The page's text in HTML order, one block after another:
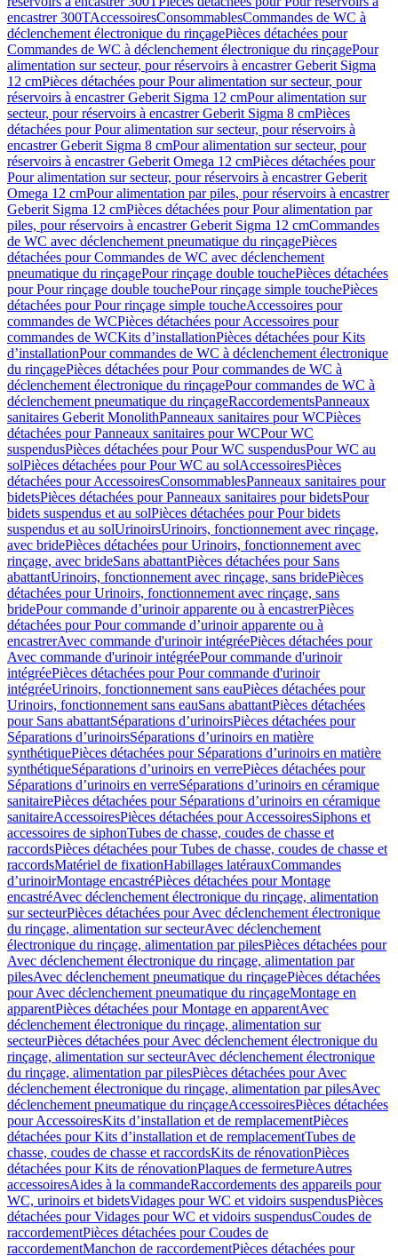
encastrer 300TAccessoiresConsommablesCommandes de WC à
déclenchement électronique du rinçagePièces détachées pour
Commandes de WC à déclenchement électronique du rinçagePour
alimentation sur secteur, pour réservoirs à encastrer Geberit Sigma
12 cmPièces détachées pour Pour alimentation sur secteur, pour
réservoirs à encastrer Geberit Sigma 12 cmPour alimentation sur
secteur, pour réservoirs à encastrer Geberit Sigma 8 cmPièces
détachées pour Pour alimentation sur secteur, pour réservoirs à
encastrer Geberit Sigma 8 cmPour alimentation sur secteur, pour
réservoirs à encastrer Geberit Omega 12 cmPièces détachées pour
Pour alimentation sur secteur, pour réservoirs à encastrer Geberit
Omega 12 cmPour alimentation par piles, pour réservoirs à encastrer
Geberit Sigma 12 cmPièces détachées pour Pour alimentation par
piles, pour réservoirs à encastrer Geberit Sigma 12 cmCommandes
de WC avec déclenchement pneumatique du rinçagePièces
détachées pour Commandes de WC avec déclenchement
pneumatique du rinçagePour rinçage double touchePièces détachées
pour Pour rinçage double touchePour rinçage simple touchePièces
détachées pour Pour rinçage simple toucheAccessoires pour
commandes de WCPièces détachées pour Accessoires pour
commandes de WCKits d’installationPièces détachées pour Kits
d’installationPour commandes de WC à déclenchement électronique
du rinçagePièces détachées pour Pour commandes de WC à
déclenchement électronique du rinçagePour commandes de WC à
déclenchement pneumatique du rinçageRaccordementsPanneaux
sanitaires Geberit MonolithPanneaux sanitaires pour WCPièces
détachées pour Panneaux sanitaires pour WCPour WC
suspendusPièces détachées pour Pour WC suspendusPour WC au
solPièces détachées pour Pour WC au solAccessoiresPièces
détachées pour AccessoiresConsommablesPanneaux sanitaires pour
bidetsPièces détachées pour Panneaux sanitaires pour bidetsPour
bidets suspendus et au solPièces détachées pour Pour bidets
suspendus et au solUrinoirsUrinoirs, fonctionnement avec rinçage,
avec bridePièces détachées pour Urinoirs, fonctionnement avec
rinçage, avec brideSans abattantPièces détachées pour Sans
abattantUrinoirs, fonctionnement avec rinçage, sans bridePièces
détachées pour Urinoirs, fonctionnement avec rinçage, sans
bridePour commande d’urinoir apparente ou à encastrerPièces
détachées pour Pour commande d’urinoir apparente ou à
encastrerAvec commande d'urinoir intégréePièces détachées pour
Avec commande d'urinoir intégréePour commande d'urinoir
intégréePièces détachées pour Pour commande d'urinoir
intégréeUrinoirs, fonctionnement sans eauPièces détachées pour
Urinoirs, fonctionnement sans eauSans abattantPièces détachées
pour Sans abattantSéparations d’urinoirsPièces détachées pour
Séparations d’urinoirsSéparations d’urinoirs en matière
synthétiquePièces détachées pour Séparations d’urinoirs en matière
synthétiqueSéparations d’urinoirs en verrePièces détachées pour
Séparations d’urinoirs en verreSéparations d’urinoirs en céramique
sanitairePièces détachées pour Séparations d’urinoirs en céramique
sanitaireAccessoiresPièces détachées pour AccessoiresSiphons et
accessoires de siphonTubes de chasse, coudes de chasse et
raccordsPièces détachées pour Tubes de chasse, coudes de chasse et
raccordsMatériel de fixationHabillages latérauxCommandes
dʼurinoirMontage encastréPièces détachées pour Montage
encastréAvec déclenchement électronique du rinçage, alimentation
sur secteurPièces détachées pour Avec déclenchement électronique
du rinçage, alimentation sur secteurAvec déclenchement
électronique du rinçage, alimentation par pilesPièces détachées pour
Avec déclenchement électronique du rinçage, alimentation par
pilesAvec déclenchement pneumatique du rinçagePièces détachées
pour Avec déclenchement pneumatique du rinçageMontage en
apparentPièces détachées pour Montage en apparentAvec
déclenchement électronique du rinçage, alimentation sur
secteurPièces détachées pour Avec déclenchement électronique du
rinçage, alimentation sur secteurAvec déclenchement électronique
du rinçage, alimentation par pilesPièces détachées pour Avec
déclenchement électronique du rinçage, alimentation par pilesAvec
déclenchement pneumatique du rinçageAccessoiresPièces détachées
pour AccessoiresKits d’installation et de remplacementPièces
détachées pour Kits d’installation et de remplacementTubes de
chasse, coudes de chasse et raccordsKits de rénovationPièces
détachées pour Kits de rénovationPlaques de fermetureAutres
accessoiresAides à la commandeRaccordements des appareils pour
WC, urinoirs et bidetsVidages pour WC et vidoirs suspendusPièces
détachées pour Vidages pour WC et vidoirs suspendusCoudes de
raccordementPièces détachées pour Coudes de
raccordementManchon de raccordementPièces détachées pour